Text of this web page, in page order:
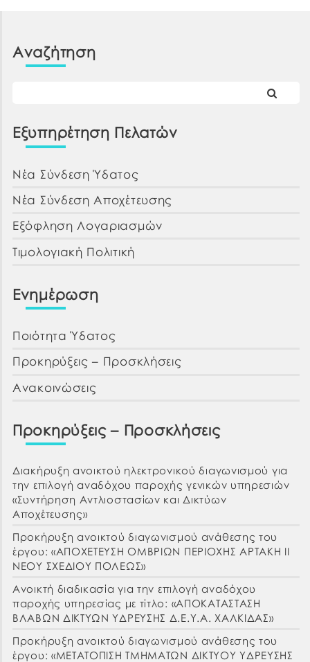
Αναζήτηση
Εξυπηρέτηση Πελατών
Νέα Σύνδεση Ύδατος
Νέα Σύνδεση Αποχέτευσης
Εξόφληση Λογαριασμών
Τιμολογιακή Πολιτική
Ενημέρωση
Ποιότητα Ύδατος
Προκηρύξεις – Προσκλήσεις
Ανακοινώσεις
Προκηρύξεις – Προσκλήσεις
Διακήρυξη ανοικτού ηλεκτρονικού διαγωνισμού για
την επιλογή αναδόχου παροχής γενικών υπηρεσιών
«Συντήρηση Αντλιοστασίων και Δικτύων
Αποχέτευσης»
Προκήρυξη ανοικτού διαγωνισμού ανάθεσης του
έργου: «ΑΠΟΧΕΤΕΥΣΗ ΟΜΒΡΙΩΝ ΠΕΡΙΟΧΗΣ ΑΡΤΑΚΗ ΙΙ
ΝΕΟΥ ΣΧΕΔΙΟΥ ΠΟΛΕΩΣ»
Ανοικτή διαδικασία για την επιλογή αναδόχου
παροχής υπηρεσίας με τίτλο: «ΑΠΟΚΑΤΑΣΤΑΣΗ
ΒΛΑΒΩΝ ΔΙΚΤΥΩΝ ΥΔΡΕΥΣΗΣ Δ.Ε.Υ.Α. ΧΑΛΚΙΔΑΣ»
Προκήρυξη ανοικτού διαγωνισμού ανάθεσης του
έργου: «ΜΕΤΑΤΟΠΙΣΗ ΤΜΗΜΑΤΩΝ ΔΙΚΤΥΟΥ ΥΔΡΕΥΣΗΣ